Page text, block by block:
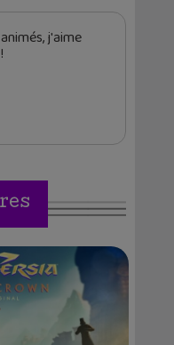
j'aime